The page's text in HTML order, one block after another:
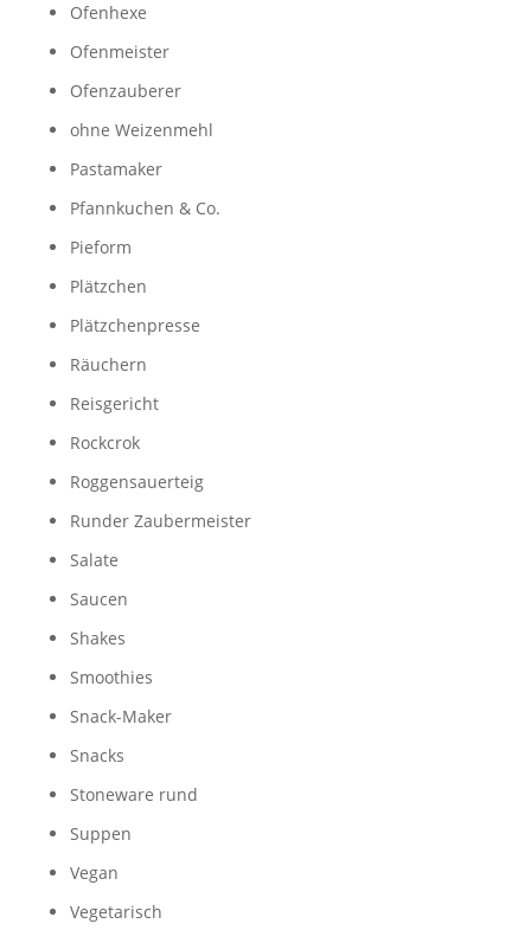
Ofenhexe
Ofenmeister
Ofenzauberer
ohne Weizenmehl
Pastamaker
Pfannkuchen & Co.
Pieform
Plätzchen
Plätzchenpresse
Räuchern
Reisgericht
Rockcrok
Roggensauerteig
Runder Zaubermeister
Salate
Saucen
Shakes
Smoothies
Snack-Maker
Snacks
Stoneware rund
Suppen
Vegan
Vegetarisch